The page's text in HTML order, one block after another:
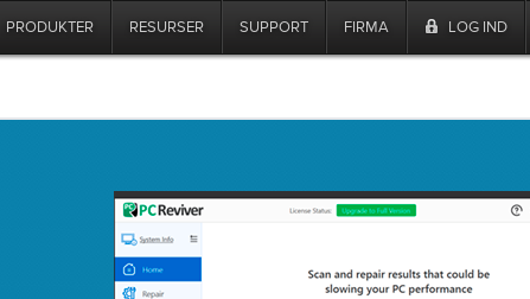
PRODUKTER RESURSER SUPPORT FIRMA LOG IND